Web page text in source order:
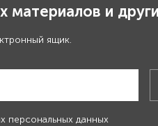
и
ящик.
персональных данных